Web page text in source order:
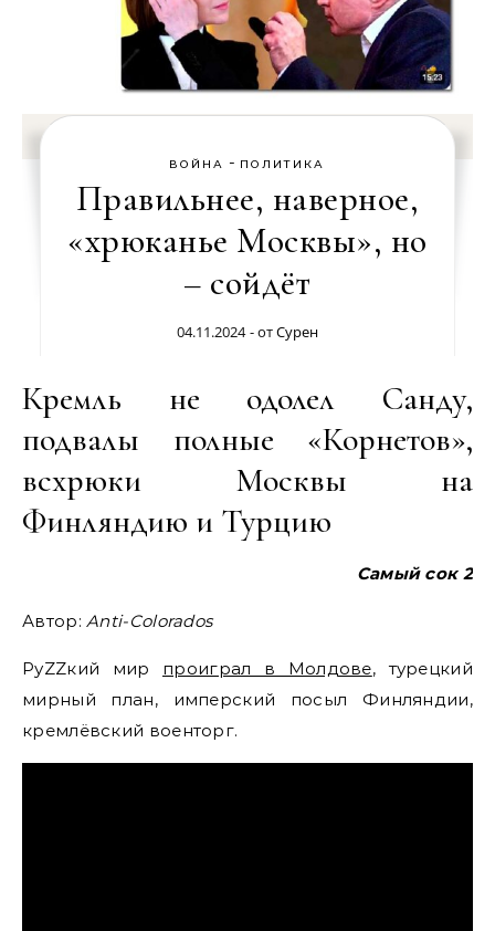
ВОЙНА - ПОЛИТИКА
Правильнее, наверное,
«хрюканье Москвы», но
– сойдёт
04.11.2024 - отСурен
Кремль не одолел Санду,
подвалы полные «Корнетов»,
всхрюки Москвы на
Финляндию и Турцию
Самый сок 2
Автор:Anti-Colorados
РуZZкий мир проиграл в Молдове, турецкий
мирный план, имперский посыл Финляндии,
кремлёвский военторг.